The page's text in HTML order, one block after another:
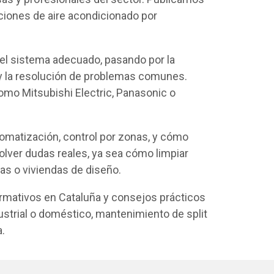
de aire acondicionado por
sistema adecuado, pasando por la
la resolución de problemas comunes.
Mitsubishi Electric, Panasonic o
control por zonas, y cómo
dudas reales, ya sea cómo limpiar
o viviendas de diseño.
en Cataluña y consejos prácticos
o doméstico, mantenimiento de split